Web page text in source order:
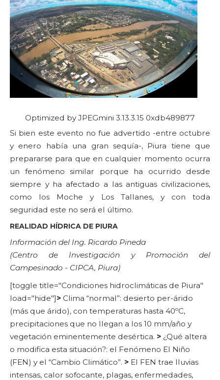
Optimized by JPEGmini 3.13.3.15 0xdb489877
Si bien este evento no fue advertido -entre octubre
y enero había una gran sequía-, Piura tiene que
prepararse para que en cualquier momento ocurra
un fenómeno similar porque ha ocurrido desde
siempre y ha afectado a las antiguas civilizaciones,
como los Moche y Los Tallanes, y con toda
seguridad este no será el último.
REALIDAD HÍDRICA DE PIURA
Información del Ing. Ricardo Pineda
(Centro de Investigación y Promoción del
Campesinado - CIPCA, Piura)
[toggle title="Condiciones hidroclimáticas de Piura"
load="hide"]> Clima “normal”: desierto per-árido
(más que árido), con temperaturas hasta 40ºC,
precipitaciones que no llegan a los 10 mm/año y
vegetación eminentemente desértica. > ¿Qué altera
o modifica esta situación?: el Fenómeno El Niño
(FEN) y el “Cambio Climático”. > El FEN trae lluvias
intensas, calor sofocante, plagas, enfermedades,